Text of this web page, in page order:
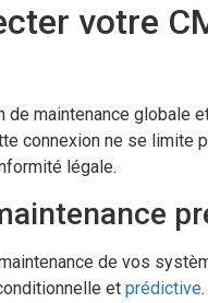
votre
de maintenance
connexion ne se limite
légale.
de vos
et prédictive